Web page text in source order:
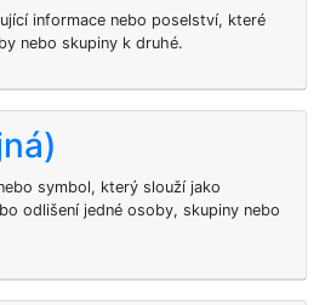
informace nebo poselství, které
nebo skupiny k druhé.
symbol, který slouží jako
odlišení jedné osoby, skupiny nebo